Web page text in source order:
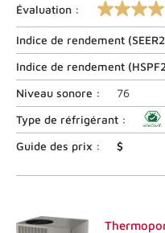
Évaluation :
4.5
sur
5
étoiles,
valeur
nominale
moyenne.
Lire
les
114
page.
Indice de rendement (SEER2
Indice de rendement (HSPF2
Niveau sonore :
76
Type de réfrigérant :
Guide des prix :
$